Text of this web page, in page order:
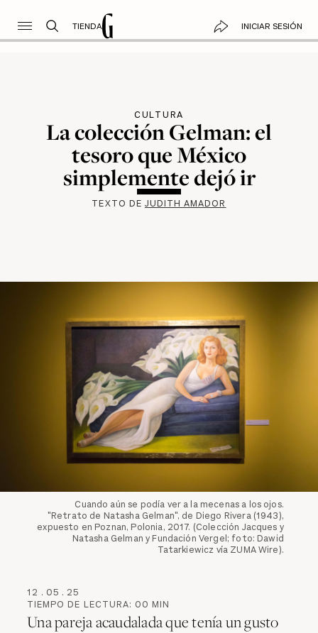
TIENDA INICIAR SESIÓN
CULTURA
La colección Gelman: el
tesoro que México
simplemente dejó ir
TEXTO DE JUDITH AMADOR
Cuando aún se podía ver a la mecenas a los ojos.
"Retrato de Natasha Gelman", de Diego Rivera (1943),
expuesto en Poznan, Polonia, 2017. (Colección Jacques y
Natasha Gelman y Fundación Vergel; foto: Dawid
Tatarkiewicz vía ZUMA Wire).
12 . 05 . 25
TIEMPO DE LECTURA: 00 MIN
Una pareja acaudalada que tenía un gusto